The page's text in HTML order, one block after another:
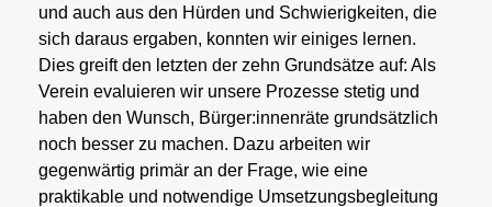
und auch aus den Hürden und Schwierigkeiten, die
sich daraus ergaben, konnten wir einiges lernen.
Dies greift den letzten der zehn Grundsätze auf: Als
Verein evaluieren wir unsere Prozesse stetig und
haben den Wunsch, Bürger:innenräte grundsätzlich
noch besser zu machen. Dazu arbeiten wir
gegenwärtig primär an der Frage, wie eine
praktikable und notwendige Umsetzungsbegleitung